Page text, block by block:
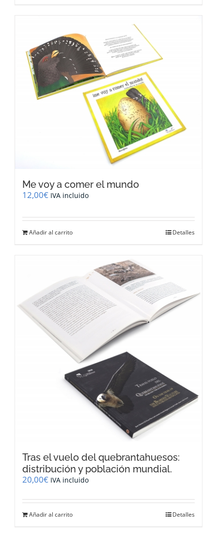
Me voy a comer el mundo
12,00€ IVA incluido
Añadir al carrito Detalles
Tras el vuelo del quebrantahuesos:
distribución y población mundial.
20,00€ IVA incluido
Añadir al carrito Detalles